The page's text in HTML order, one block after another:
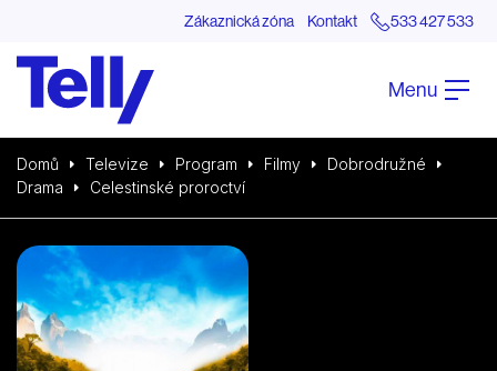
Zákaznická zóna Kontakt 533 427 533
Menu
Domů Televize Program Filmy
Dobrodružné
Drama
Celestinské proroctví